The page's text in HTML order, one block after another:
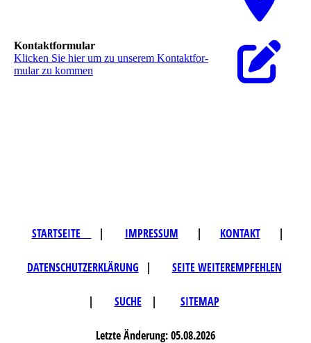
Kontaktformular
Klicken Sie hier um zu unserem Kon­takt­for­
mu­lar zu kommen
STARTSEITE | IMPRESSUM | KONTAKT |
DATENSCHUTZERKLÄRUNG | SEITE WEITEREMPFEHLEN
| SUCHE | SITEMAP
Letzte Änderung: 05.08.2026